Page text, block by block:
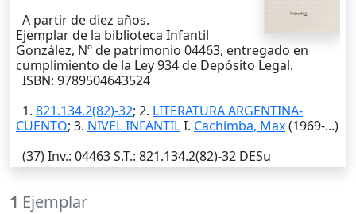
A partir de diez años.
Ejemplar de la biblioteca Infantil
González, Nº de patrimonio 04463, entregado en
cumplimiento de la Ley 934 de Depósito Legal.
ISBN: 9789504643524
1. 821.134.2(82)-32; 2. LITERATURA ARGENTINA-
CUENTO; 3. NIVEL INFANTILI. Cachimba, Max(1969-...)
(37)Inv.: 04463S.T.: 821.134.2(82)-32 DESu
1 Ejemplar